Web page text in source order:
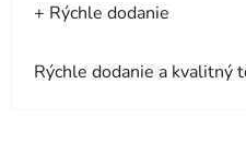
+ Rýchle dodanie
Rýchle dodanie a kvalitný